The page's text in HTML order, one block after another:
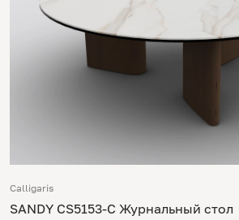
Calligaris
SANDY CS5153-C Журнальный стол